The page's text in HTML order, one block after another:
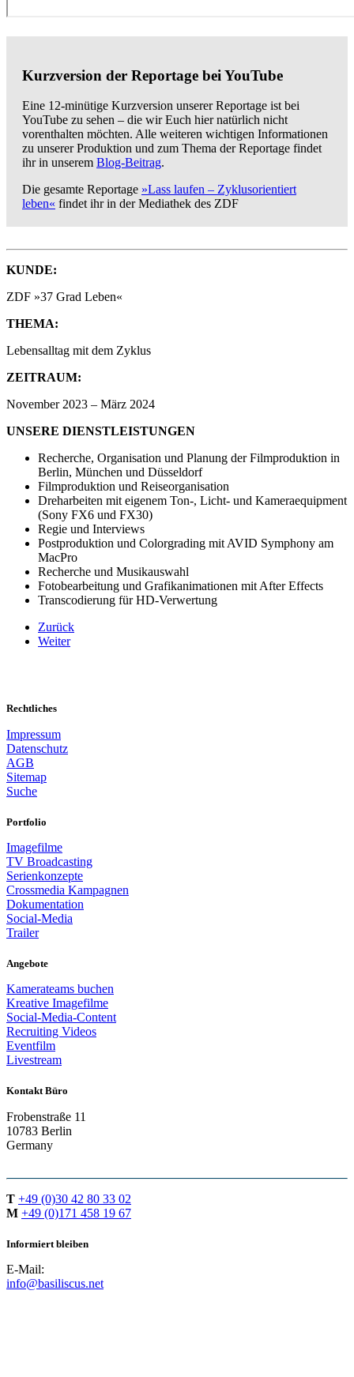
Kurzversion der Reportage bei YouTube
Eine 12-minütige Kurzversion unserer Reportage ist bei
YouTube zu sehen – die wir Euch hier natürlich nicht
vorenthalten möchten. Alle weiteren wichtigen Informationen
zu unserer Produktion und zum Thema der Reportage findet
ihr in unserem Blog-Beitrag.
Die gesamte Reportage »Lass laufen – Zyklusorientiert
leben« findet ihr in der Mediathek des ZDF
KUNDE:
ZDF »37 Grad Leben«
THEMA:
Lebensalltag mit dem Zyklus
ZEITRAUM:
November 2023 – März 2024
UNSERE DIENSTLEISTUNGEN
Recherche, Organisation und Planung der Filmproduktion in
Berlin, München und Düsseldorf
Filmproduktion und Reiseorganisation
Dreharbeiten mit eigenem Ton-, Licht- und Kameraequipment
(Sony FX6 und FX30)
Regie und Interviews
Postproduktion und Colorgrading mit AVID Symphony am
MacPro
Recherche und Musikauswahl
Fotobearbeitung und Grafikanimationen mit After Effects
Transcodierung für HD-Verwertung
Zurück
Weiter
Rechtliches
Impressum
Datenschutz
AGB
Sitemap
Suche
Portfolio
Imagefilme
TV Broadcasting
Serienkonzepte
Crossmedia Kampagnen
Dokumentation
Social-Media
Trailer
Angebote
Kamerateams buchen
Kreative Imagefilme
Social-Media-Content
Recruiting Videos
Eventfilm
Livestream
Kontakt Büro
Frobenstraße 11
10783 Berlin
Germany
T +49 (0)30 42 80 33 02
M +49 (0)171 458 19 67
Informiert bleiben
E-Mail:
info@basiliscus.net